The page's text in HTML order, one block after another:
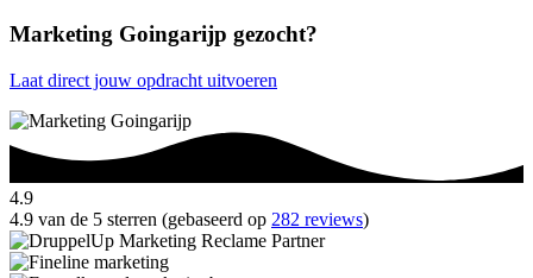
Marketing Goingarijp gezocht?
Laat direct jouw opdracht uitvoeren
4.9
4.9 van de 5 sterren (gebaseerd op 282 reviews)